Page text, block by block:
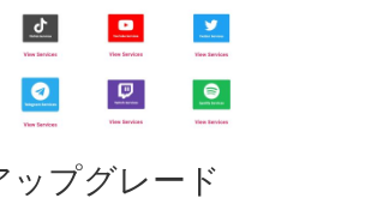
ップグレード